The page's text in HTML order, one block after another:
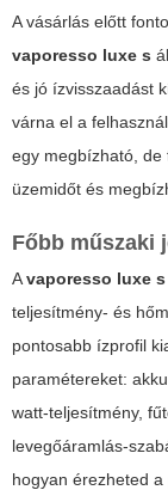
A vásárlás előtt
vaporesso luxe s
és jó ízvisszaadást
várna el a
egy megbízható, de
üzemidőt és
Főbb műszaki
Avaporesso luxe s
teljesítmény- és
pontosabb ízprofil
paramétereket:
watt-teljesítmény,
levegőáramlás-
hogyan érezheted